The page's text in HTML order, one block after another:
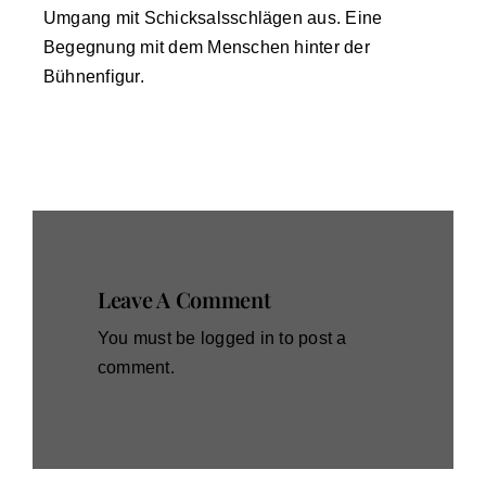
Umgang mit Schicksalsschlägen aus. Eine
Begegnung mit dem Menschen hinter der
Bühnenfigur.
Leave A Comment
You must be logged in to post a
comment.